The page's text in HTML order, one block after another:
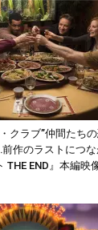
クラブ”仲間たち
作のラストにつな
THE END』本編映